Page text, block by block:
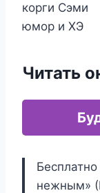
корги Сэми
юмор и ХЭ
Читать
нежным»